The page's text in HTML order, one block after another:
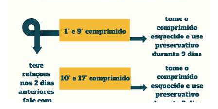
seguir a recomendação de seu médico. A yasmin® e elani
ciclo® são iguais? Sim são, ambas as pílulas têm a
mesma composição hormonal, apesar da yasmin ® ter
menos comprimidos, 21 comprimidos por carte...